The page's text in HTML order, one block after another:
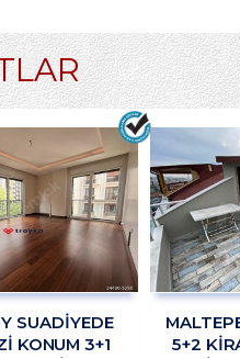
SUADİYEDE
KONUM 3+1
5+2